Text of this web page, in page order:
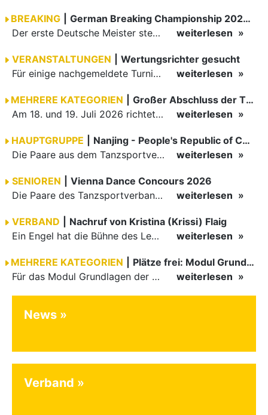
BREAKING
German Breaking Championship 2026 in Hannover
Der erste Deutsche Meister steht fest B-Boy Roman siegt bei den Juniors
weiterlesen
VERANSTALTUNGEN
Wertungsrichter gesucht
Für einige nachgemeldete Turniere im 2 Halbjahr sucht der ZWE noch Wertungsrichter.
weiterlesen
MEHRERE KATEGORIEN
Großer Abschluss der TBW-Trophy in Weinheim
Am 18. und 19. Juli 2026 richtete die Tanzsportabteilung (TSA) der TSG 1862 Weinheim das Abschlussturnier der diesjährigen TBW-Trophy-Serie aus. Zum traditionellen Saisonfinale kamen rund 400 Starts über…
weiterlesen
HAUPTGRUPPE
Nanjing - People's Republic of China
Die Paare aus dem Tanzsportverband Baden-Württemberg (TBW) haben beim hochklassig besetzten WDSF GrandSlam im chinesischen Nanjing wieder einmal auf internationalem Top-Niveau geglänzt. Das…
weiterlesen
SENIOREN
Vienna Dance Concours 2026
Die Paare des Tanzsportverbandes Baden-Württemberg (TBW) glänzten auf dem internationalen Parkett des Vienna Dance Concourse 2026 im Wiener Rathaus mit hervorragenden Platzierungen Ergebnisse unter: …
weiterlesen
VERBAND
Nachruf von Kristina (Krissi) Flaig
Ein Engel hat die Bühne des Lebens verlassen. Viel zu früh, plötzlich und für uns alle unfassbar, wurde unsere geliebte Kristina (Krissi) Flaig im Alter von 36 Jahren aus dem Leben gerissen. Das Tanzen…
weiterlesen
MEHRERE KATEGORIEN
Plätze frei: Modul Grundlagen
Für das Modul Grundlagen der Breitensportausbildung vom 10. bis 13. September an der Landessportschule Albstadt sind noch Plätze frei. Das Modul kann auch für den Lizenzerhalt (30 LE fachlich) genutzt…
weiterlesen
News
Verband